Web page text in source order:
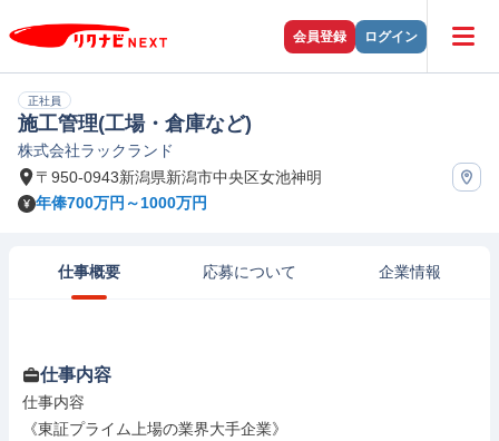
会員登録 ログイン
正社員
施工管理(工場・倉庫など)
株式会社ラックランド
〒950-0943新潟県新潟市中央区女池神明
年俸700万円～1000万円
仕事概要 応募について 企業情報
仕事内容
仕事内容
《東証プライム上場の業界大手企業》